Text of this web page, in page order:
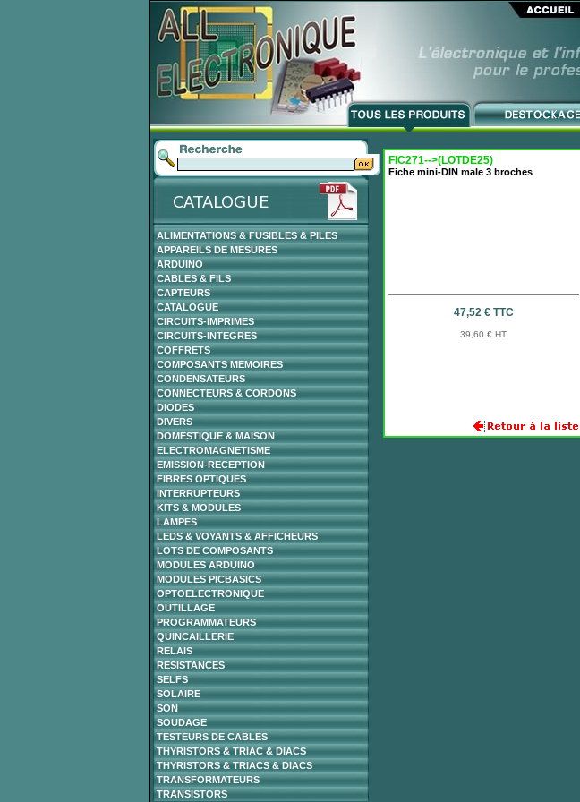
ALIMENTATIONS & FUSIBLES & PILES
APPAREILS DE MESURES
ARDUINO
CABLES & FILS
CAPTEURS
CATALOGUE
CIRCUITS-IMPRIMES
CIRCUITS-INTEGRES
COFFRETS
COMPOSANTS MEMOIRES
CONDENSATEURS
CONNECTEURS & CORDONS
DIODES
DIVERS
DOMESTIQUE & MAISON
ELECTROMAGNETISME
EMISSION-RECEPTION
FIBRES OPTIQUES
INTERRUPTEURS
KITS & MODULES
LAMPES
LEDS & VOYANTS & AFFICHEURS
LOTS DE COMPOSANTS
MODULES ARDUINO
MODULES PICBASICS
OPTOELECTRONIQUE
OUTILLAGE
PROGRAMMATEURS
QUINCAILLERIE
RELAIS
RESISTANCES
SELFS
SOLAIRE
SON
SOUDAGE
TESTEURS DE CABLES
THYRISTORS & TRIAC & DIACS
THYRISTORS & TRIACS & DIACS
TRANSFORMATEURS
TRANSISTORS
FIC271-->(LOTDE25)
Fiche mini-DIN male 3 broches
47,52 € TTC
39,60 € HT